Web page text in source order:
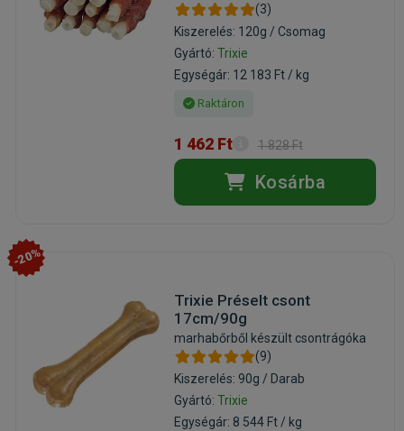
(3)
Kiszerelés: 120g / Csomag
Gyártó: Trixie
Egységár: 12 183 Ft / kg
Raktáron
1 462 Ft 1 828 Ft
Kosárba
-20%
Trixie Préselt csont
17cm/90g
marhabőrből készült csontrágóka
(9)
Kiszerelés: 90g / Darab
Gyártó: Trixie
Egységár: 8 544 Ft / kg